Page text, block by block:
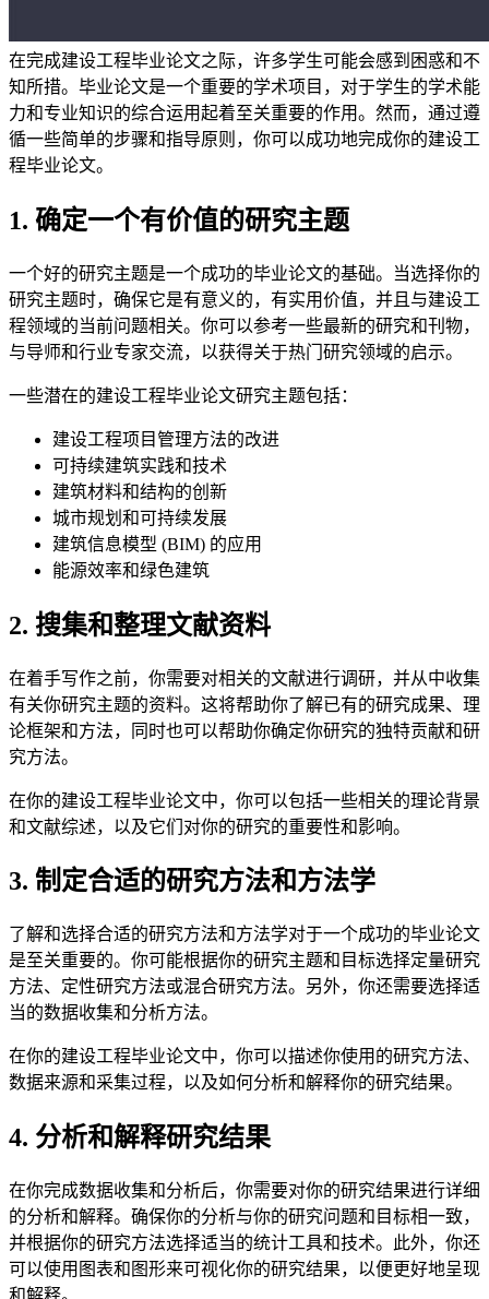
在完成建设工程毕业论文之际，许多学生可能会感到困惑和不
知所措。毕业论文是一个重要的学术项目，对于学生的学术能
力和专业知识的综合运用起着至关重要的作用。然而，通过遵
循一些简单的步骤和指导原则，你可以成功地完成你的建设工
程毕业论文。
1. 确定一个有价值的研究主题
一个好的研究主题是一个成功的毕业论文的基础。当选择你的
研究主题时，确保它是有意义的，有实用价值，并且与建设工
程领域的当前问题相关。你可以参考一些最新的研究和刊物，
与导师和行业专家交流，以获得关于热门研究领域的启示。
一些潜在的建设工程毕业论文研究主题包括：
建设工程项目管理方法的改进
可持续建筑实践和技术
建筑材料和结构的创新
城市规划和可持续发展
建筑信息模型 (BIM) 的应用
能源效率和绿色建筑
2. 搜集和整理文献资料
在着手写作之前，你需要对相关的文献进行调研，并从中收集
有关你研究主题的资料。这将帮助你了解已有的研究成果、理
论框架和方法，同时也可以帮助你确定你研究的独特贡献和研
究方法。
在你的建设工程毕业论文中，你可以包括一些相关的理论背景
和文献综述，以及它们对你的研究的重要性和影响。
3. 制定合适的研究方法和方法学
了解和选择合适的研究方法和方法学对于一个成功的毕业论文
是至关重要的。你可能根据你的研究主题和目标选择定量研究
方法、定性研究方法或混合研究方法。另外，你还需要选择适
当的数据收集和分析方法。
在你的建设工程毕业论文中，你可以描述你使用的研究方法、
数据来源和采集过程，以及如何分析和解释你的研究结果。
4. 分析和解释研究结果
在你完成数据收集和分析后，你需要对你的研究结果进行详细
的分析和解释。确保你的分析与你的研究问题和目标相一致，
并根据你的研究方法选择适当的统计工具和技术。此外，你还
可以使用图表和图形来可视化你的研究结果，以便更好地呈现